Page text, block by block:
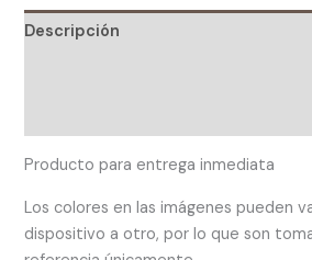
Descripción
Producto para entrega inmediata
Los colores en las imágenes pueden
dispositivo a otro, por lo que son